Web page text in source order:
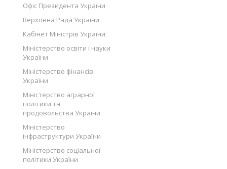
Офіс Президента України
Верховна Рада України:
Кабінет Міністрів України
Міністерство освіти і науки
України
Міністерство фінансів
України
Міністерство аграрної
політики та
продовольства України
Міністерство
інфраструктури України
Міністерство соціальної
політики України